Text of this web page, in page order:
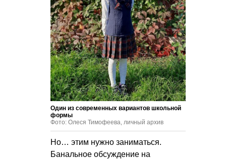
Один из современных вариантов школьной
формы
Фото: Олеся Тимофеева, личный архив
Но… этим нужно заниматься.
Банальное обсуждение на